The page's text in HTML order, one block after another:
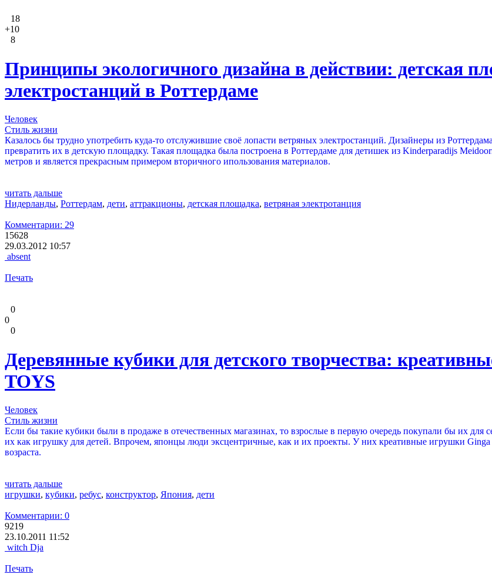
18
+10
8
Принципы экологичного дизайна в действии: детская
электростанций в Роттердаме
Человек
Стиль жизни
Казалось бы трудно употребить куда-то отслужившие своё лопасти ветряных электростанций. Дизайнеры из
превратить их в детскую площадку. Такая площадка была построена в Роттердаме для детишек из Kinderparadijs
метров и является прекрасным примером вторичного ипользования материалов.
читать дальше
Нидерланды, Роттердам, дети, аттракционы, детская площадка, ветряная электротанция
Комментарии: 29
15628
29.03.2012 10:57
absent
Печать
0
0
0
Деревянные кубики для детского творчества:
TOYS
Человек
Стиль жизни
Если бы такие кубики были в продаже в отечественных магазинах, то взрослые в первую очередь покупали бы их для
их как игрушку для детей. Впрочем, японцы люди эксцентричные, как и их проекты. У них креативные игрушки
возраста.
читать дальше
игрушки, кубики, ребус, конструктор, Япония, дети
Комментарии: 0
9219
23.10.2011 11:52
witch Dja
Печать